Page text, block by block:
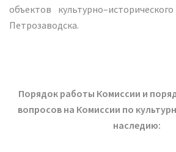
объектов
Петрозаводска.
Порядок работы Комиссии и
вопросов на Комиссии по
наследию: